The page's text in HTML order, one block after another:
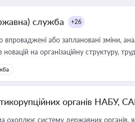
служба +26
впроваджені або заплановані зміни,
новацій на організаційну структуру,
органів НАБУ,
охоплює систему державних органів,